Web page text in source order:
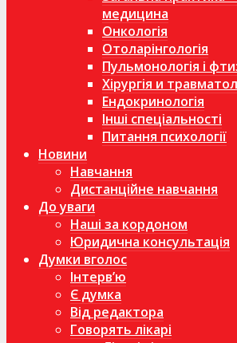
медицина
Онкологія
Отоларінгологія
Пульмонологія і
Хірургія и
Ендокринологія
Інші спеціальності
Питання психології
Новини
Навчання
Дистанційне навчання
До уваги
Наші за кордоном
Юридична консультація
Думки вголос
Інтерв’ю
Є думка
Від редактора
Говорять лікарі